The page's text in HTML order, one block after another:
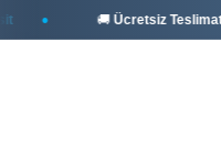
🚚 Ücretsiz Teslimat